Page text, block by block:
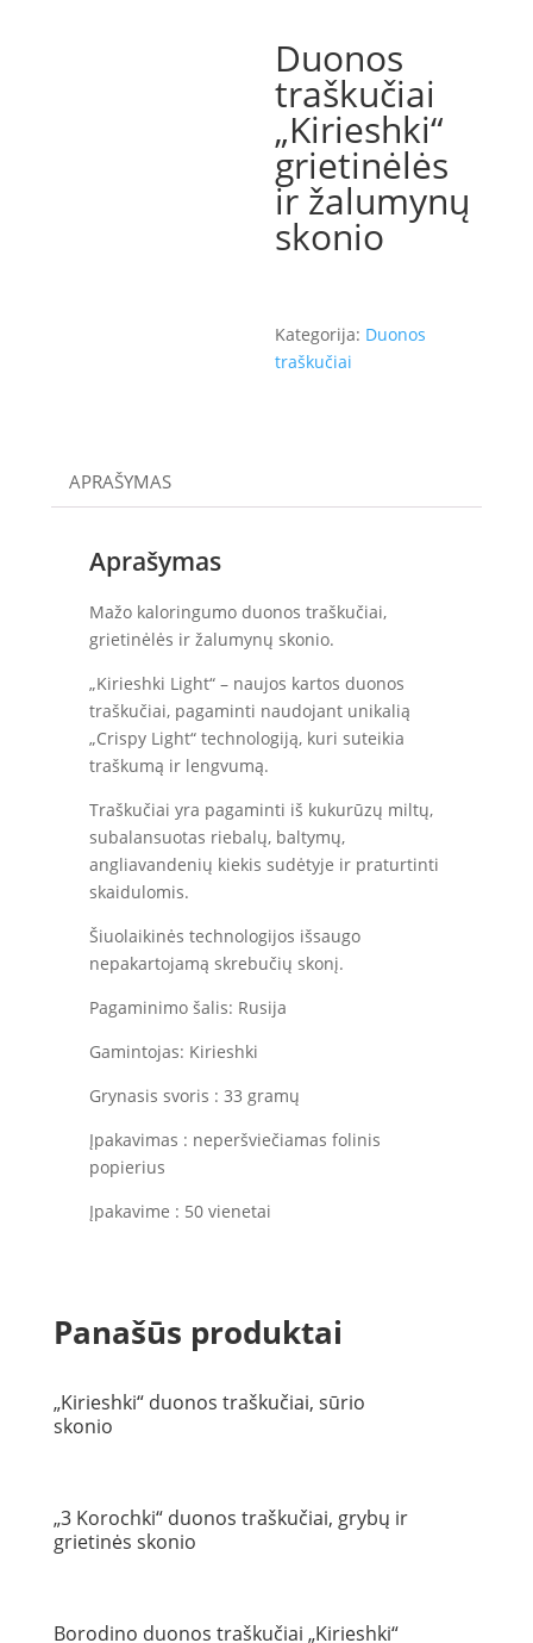
Duonos
traškučiai
„Kirieshki“
grietinėlės
ir žalumynų
skonio
Kategorija: Duonos
traškučiai
APRAŠYMAS
Aprašymas
Mažo kaloringumo duonos traškučiai,
grietinėlės ir žalumynų skonio.
„Kirieshki Light“ – naujos kartos duonos
traškučiai, pagaminti naudojant unikalią
„Сrispy Light“ technologiją, kuri suteikia
traškumą ir lengvumą.
Traškučiai yra pagaminti iš kukurūzų miltų,
subalansuotas riebalų, baltymų,
angliavandenių kiekis sudėtyje ir praturtinti
skaidulomis.
Šiuolaikinės technologijos išsaugo
nepakartojamą skrebučių skonį.
Pagaminimo šalis: Rusija
Gamintojas: Kirieshki
Grynasis svoris : 33 gramų
Įpakavimas : neperšviečiamas folinis
popierius
Įpakavime : 50 vienetai
Panašūs produktai
„Kirieshki“ duonos traškučiai, sūrio
skonio
„3 Korochki“ duonos traškučiai, grybų ir
grietinės skonio
Borodino duonos traškučiai „Kirieshki“